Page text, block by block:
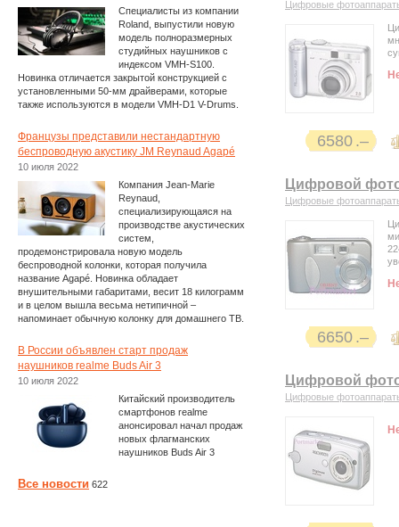
Цифровые
6580
Цифровой
Цифровые
6650
Цифровой
Цифровые
Специалисты из компании
Roland, выпустили новую
модель полноразмерных
студийных наушников с
индексом VMH-S100.
Новинка отличается закрытой конструкцией с
установленными 50-мм драйверами, которые
также используются в модели VMH-D1 V-Drums.
Французы представили нестандартную
беспроводную акустику JM Reynaud Agapé
10 июля 2022
Компания Jean-Marie
Reynaud,
специализирующаяся на
производстве акустических
систем,
продемонстрировала новую модель
беспроводной колонки, которая получила
название Agapé. Новинка обладает
внушительными габаритами, весит 18 килограмм
и в целом вышла весьма нетипичной –
напоминает обычную колонку для домашнего ТВ.
В России объявлен старт продаж
наушников realme Buds Air 3
10 июля 2022
Китайский производитель
смартфонов realme
анонсировал начал продаж
новых флагманских
наушников Buds Air 3
Все новости 622